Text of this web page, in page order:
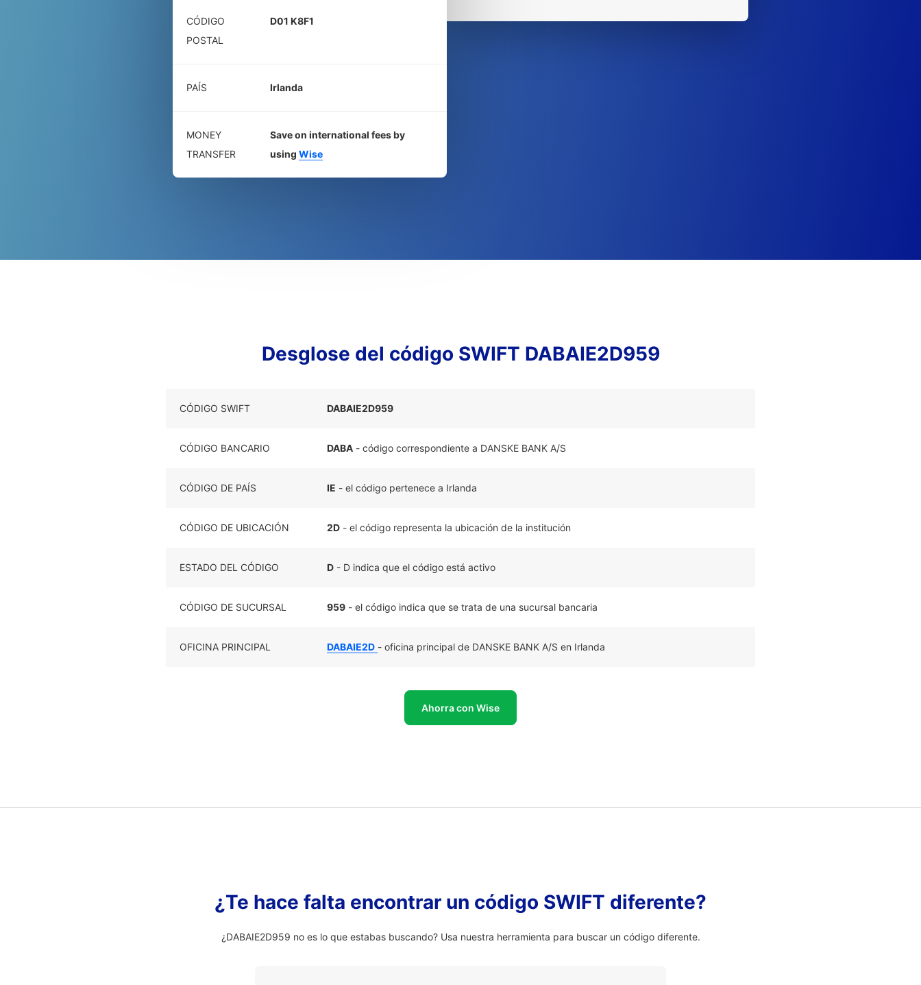
CÓDIGO
POSTAL
D01 K8F1
PAÍS Irlanda
MONEY
TRANSFER
Save on international fees by
using Wise
Desglose del código SWIFT DABAIE2D959
CÓDIGO SWIFT DABAIE2D959
CÓDIGO BANCARIO DABA - código correspondiente a DANSKE BANK A/S
CÓDIGO DE PAÍS IE - el código pertenece a Irlanda
CÓDIGO DE UBICACIÓN 2D - el código representa la ubicación de la institución
ESTADO DEL CÓDIGO D - D indica que el código está activo
CÓDIGO DE SUCURSAL 959 - el código indica que se trata de una sucursal bancaria
OFICINA PRINCIPAL DABAIE2D - oficina principal de DANSKE BANK A/S en Irlanda
Ahorra con Wise
¿Te hace falta encontrar un código SWIFT diferente?
¿DABAIE2D959 no es lo que estabas buscando? Usa nuestra herramienta para buscar un código diferente.